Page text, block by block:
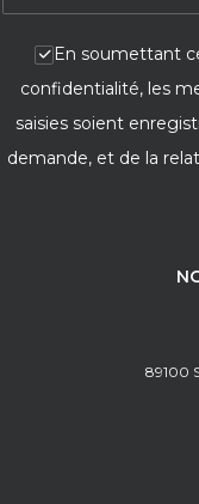
En soumettant
confidentialité, les
saisies soient
demande, et de la
89100